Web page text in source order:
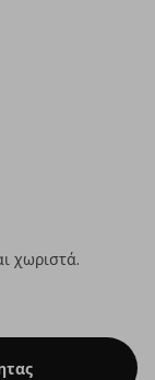
χωριστά.